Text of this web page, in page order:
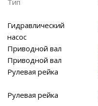
Тип
Гидравлический
насос
Приводной вал
Приводной вал
Рулевая рейка
Рулевая рейка